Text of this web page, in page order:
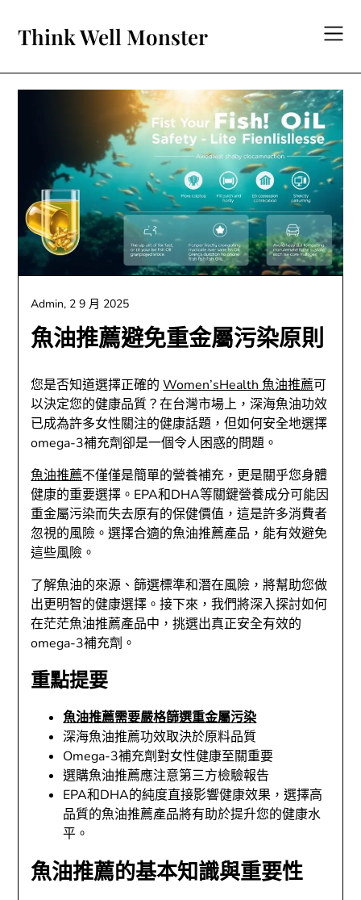
content
Think Well Monster
魚油推薦避免重金屬污染原則
Admin, 2 9 月 2025
您是否知道選擇正確的Women’sHealth 魚油推薦可
以決定您的健康品質？在台灣市場上，深海魚油功效
已成為許多女性關注的健康話題，但如何安全地選擇
omega-3補充劑卻是一個令人困惑的問題。
魚油推薦不僅僅是簡單的營養補充，更是關乎您身體
健康的重要選擇。EPA和DHA等關鍵營養成分可能因
重金屬污染而失去原有的保健價值，這是許多消費者
忽視的風險。選擇合適的魚油推薦產品，能有效避免
這些風險。
了解魚油的來源、篩選標準和潛在風險，將幫助您做
出更明智的健康選擇。接下來，我們將深入探討如何
在茫茫魚油推薦產品中，挑選出真正安全有效的
omega-3補充劑。
重點提要
魚油推薦需要嚴格篩選重金屬污染
深海魚油推薦功效取決於原料品質
Omega-3補充劑對女性健康至關重要
選購魚油推薦應注意第三方檢驗報告
EPA和DHA的純度直接影響健康效果，選擇高
品質的魚油推薦產品將有助於提升您的健康水
平。
魚油推薦的基本知識與重要性